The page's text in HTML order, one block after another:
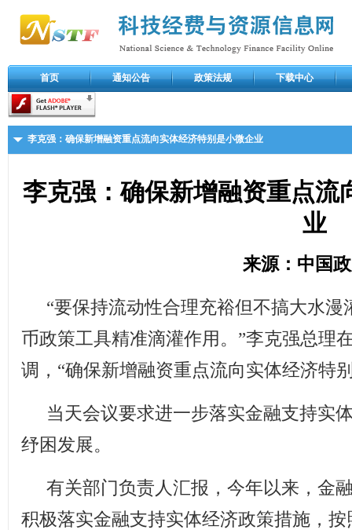
首页 通知公告 政策法规 下载中心
李克强：确保新增融资重点流向实体经济特别是小微企业
李克强：确保新增融资重点流
业
来源：中国
“要保持流动性合理充裕但不搞大水
币政策工具精准滴灌作用。”李克强总理
调，“确保新增融资重点流向实体经济特
当天会议要求进一步落实金融支持实
纾困发展。
有关部门负责人汇报，今年以来，金
积极落实金融支持实体经济政策措施，